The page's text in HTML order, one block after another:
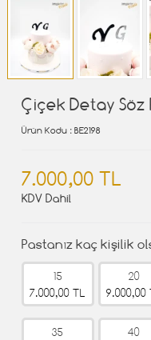
Çiçek Detay Söz
Ürün Kodu : BE2198
7.000,00 TL
KDV Dahil
Pastanız kaç kişilik
15
7.000,00 TL
20
9.000,00
35
40